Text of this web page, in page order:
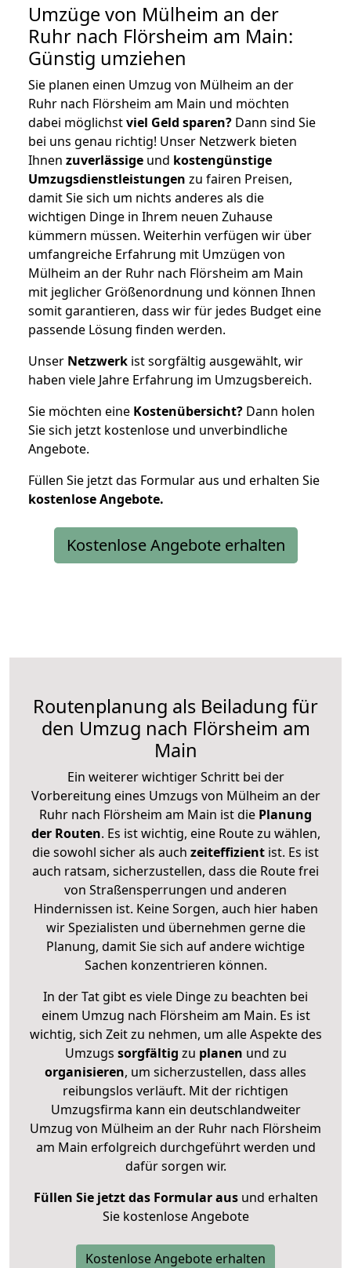
Umzüge von Mülheim an der
Ruhr nach Flörsheim am Main:
Günstig umziehen
Sie planen einen Umzug von Mülheim an der
Ruhr nach Flörsheim am Main und möchten
dabei möglichstviel Geld sparen? Dann sind Sie
bei uns genau richtig! Unser Netzwerk bieten
Ihnen zuverlässige und kostengünstige
Umzugsdienstleistungen zu fairen Preisen,
damit Sie sich um nichts anderes als die
wichtigen Dinge in Ihrem neuen Zuhause
kümmern müssen. Weiterhin verfügen wir über
umfangreiche Erfahrung mit Umzügen von
Mülheim an der Ruhr nach Flörsheim am Main
mit jeglicher Größenordnung und können Ihnen
somit garantieren, dass wir für jedes Budget eine
passende Lösung finden werden.
Unser Netzwerk ist sorgfältig ausgewählt, wir
haben viele Jahre Erfahrung im Umzugsbereich.
Sie möchten eine Kostenübersicht? Dann holen
Sie sich jetzt kostenlose und unverbindliche
Angebote.
Füllen Sie jetzt das Formular aus und erhalten Sie
kostenloseAngebote.
Kostenlose Angebote erhalten
Routenplanung als Beiladung für
den Umzug nach Flörsheim am
Main
Ein weiterer wichtiger Schritt bei der
Vorbereitung eines Umzugs von Mülheim an der
Ruhr nach Flörsheim am Main ist die Planung
der Routen. Es ist wichtig, eine Route zu wählen,
die sowohl sicher als auch zeiteffizient ist. Es ist
auch ratsam, sicherzustellen, dass die Route frei
von Straßensperrungen und anderen
Hindernissen ist. Keine Sorgen, auch hier haben
wir Spezialisten und übernehmen gerne die
Planung, damit Sie sich auf andere wichtige
Sachen konzentrieren können.
In der Tat gibt es viele Dinge zu beachten bei
einem Umzug nach Flörsheim am Main. Es ist
wichtig, sich Zeit zu nehmen, um alle Aspekte des
Umzugs sorgfältig zu planen und zu
organisieren, um sicherzustellen, dass alles
reibungslos verläuft. Mit der richtigen
Umzugsfirma kann ein deutschlandweiter
Umzug von Mülheim an der Ruhr nach Flörsheim
am Main erfolgreich durchgeführt werden und
dafür sorgen wir.
Füllen Sie jetzt das Formular ausund erhalten
Sie kostenlose Angebote
Kostenlose Angebote erhalten